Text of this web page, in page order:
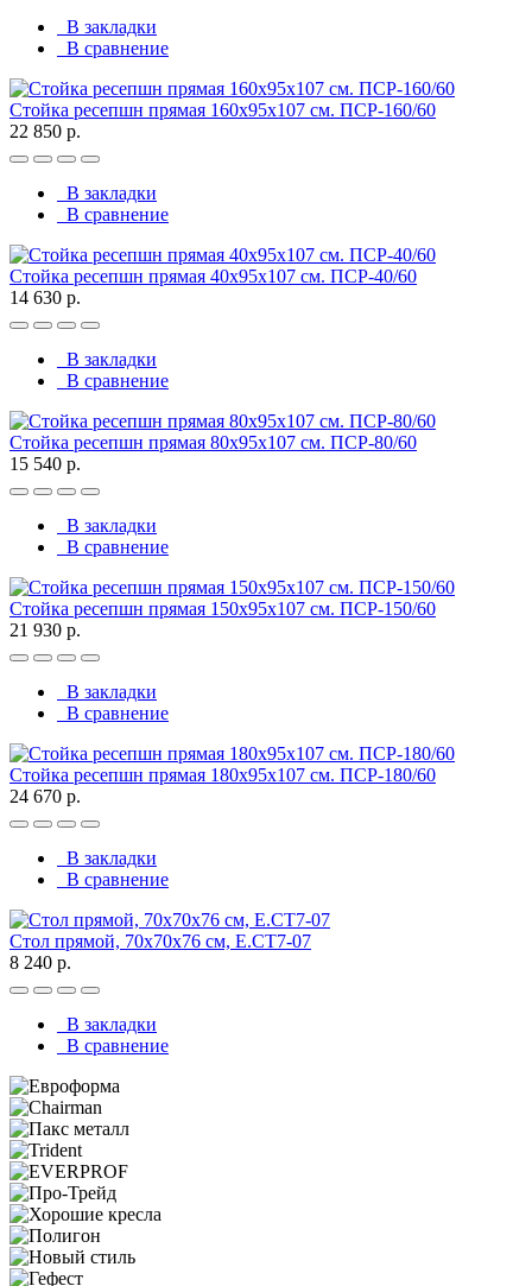
В закладки
В сравнение
Стойка ресепшн прямая 160х95х107 см. ПСР-160/60
22 850 р.
В закладки
В сравнение
Стойка ресепшн прямая 40х95х107 см. ПСР-40/60
14 630 р.
В закладки
В сравнение
Стойка ресепшн прямая 80х95х107 см. ПСР-80/60
15 540 р.
В закладки
В сравнение
Стойка ресепшн прямая 150х95х107 см. ПСР-150/60
21 930 р.
В закладки
В сравнение
Стойка ресепшн прямая 180х95х107 см. ПСР-180/60
24 670 р.
В закладки
В сравнение
Стол прямой, 70x70x76 см, Е.СТ7-07
8 240 р.
В закладки
В сравнение